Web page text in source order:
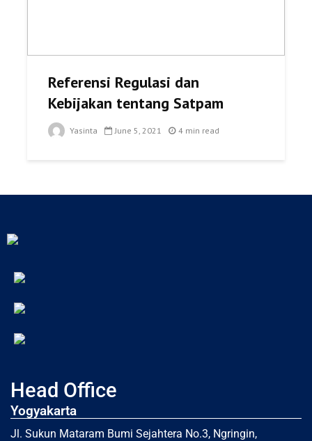
Referensi Regulasi dan
Kebijakan tentang Satpam
Yasinta June 5, 2021 4 min read
Head Office
Yogyakarta
Jl. Sukun Mataram Bumi Sejahtera No.3, Ngringin,